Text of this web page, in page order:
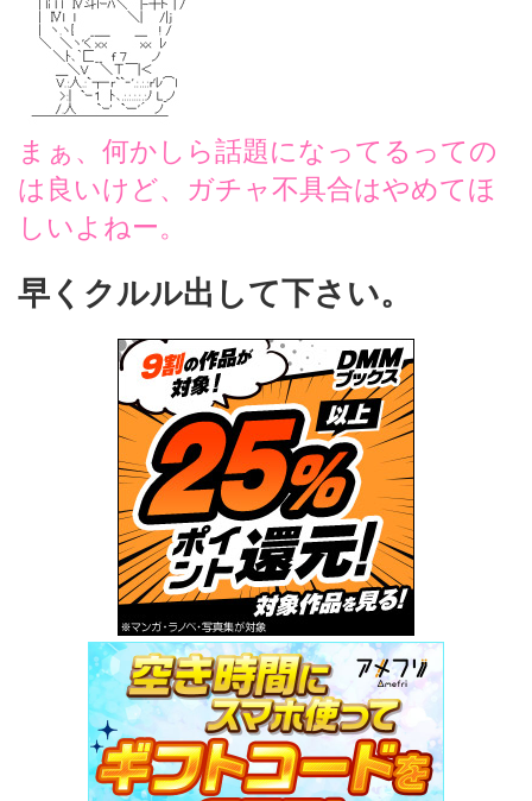
まぁ、何かしら話題になってるっての
は良いけど、ガチャ不具合はやめてほ
しいよねー。
早くクルル出して下さい。